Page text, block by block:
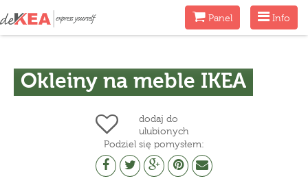
Menu
Info
MenuPanel
Okleiny na meble IKEA
dodaj do
ulubionych
Podziel się pomysłem: